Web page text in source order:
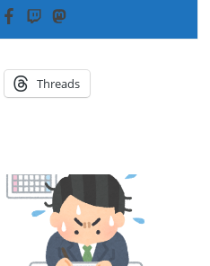
Threads